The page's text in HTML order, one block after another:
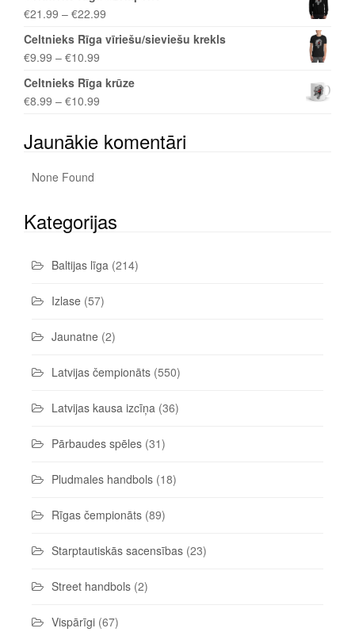
€21.99 – €22.99
Celtnieks Rīga vīriešu/sieviešu krekls
€9.99 – €10.99
Celtnieks Rīga krūze
€8.99 – €10.99
Jaunākie komentāri
None Found
Kategorijas
Baltijas līga (214)
Izlase (57)
Jaunatne (2)
Latvijas čempionāts (550)
Latvijas kausa izcīņa (36)
Pārbaudes spēles (31)
Pludmales handbols (18)
Rīgas čempionāts (89)
Starptautiskās sacensības (23)
Street handbols (2)
Vispārīgi (67)